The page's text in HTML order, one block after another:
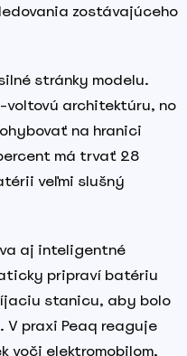
zostávajúceho
stránky modelu.
architektúru, no
na hranici
má trvať 28
veľmi slušný
aj inteligentné
pripraví batériu
stanicu, aby bolo
praxi Peaq reaguje
voči elektromobilom,